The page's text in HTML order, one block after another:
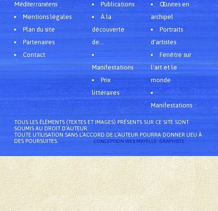
Méditerranéens
Mentions légales
Plan du site
Partenaires
Contact
Publications
À la
découverte
de...
Manifestations
Prix
littéraires
Œuvres en
archipel
Portraits
d'artistes
Fenêtre sur
l'art et le
monde
Manifestations
CONCEPTION WEB MAYELLE : GRAPHISTE
TOUS LES ÉLÉMENTS (TEXTES ET IMAGES) PRÉSENTS SUR CE SITE SONT
SOUMIS AU DROIT D’AUTEUR.
TOUTE UTILISATION SANS L’ACCORD DE L’AUTEUR POURRA DONNER LIEU À
DES POURSUITES.